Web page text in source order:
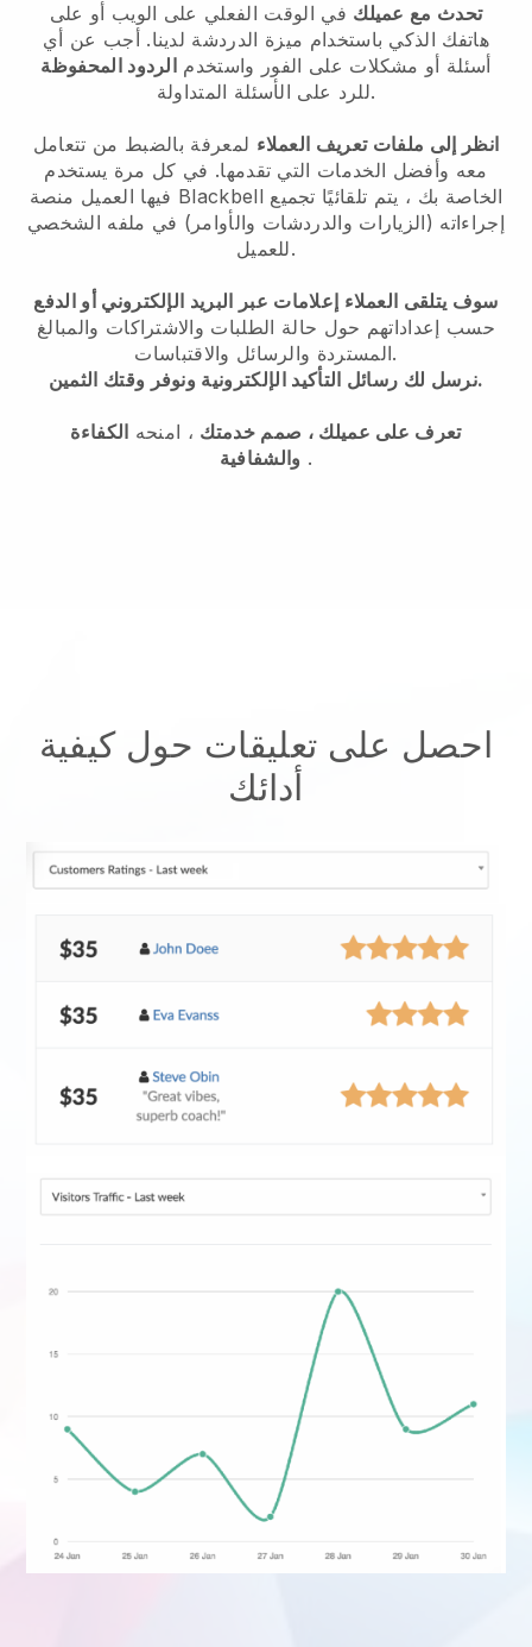
تحدث مع عميلك في الوقت الفعلي على الويب أو على
هاتفك الذكي باستخدام ميزة الدردشة لدينا. أجب عن أي
أسئلة أو مشكلات على الفور واستخدم الردود المحفوظة
للرد على الأسئلة المتداولة.
انظر إلى ملفات تعريف العملاء لمعرفة بالضبط من تتعامل
معه وأفضل الخدمات التي تقدمها. في كل مرة يستخدم
فيها العميل منصة Blackbell الخاصة بك ، يتم تلقائيًا تجميع
إجراءاته (الزيارات والدردشات والأوامر) في ملفه الشخصي
للعميل.
سوف يتلقى العملاء إعلامات عبر البريد الإلكتروني أو الدفع
حسب إعداداتهم حول حالة الطلبات والاشتراكات والمبالغ
المستردة والرسائل والاقتباسات.
نرسل لك رسائل التأكيد الإلكترونية ونوفر وقتك الثمين.
تعرف على عميلك ، صمم خدمتك ، امنحه الكفاءة
والشفافية .
احصل على تعليقات حول كيفية
أدائك